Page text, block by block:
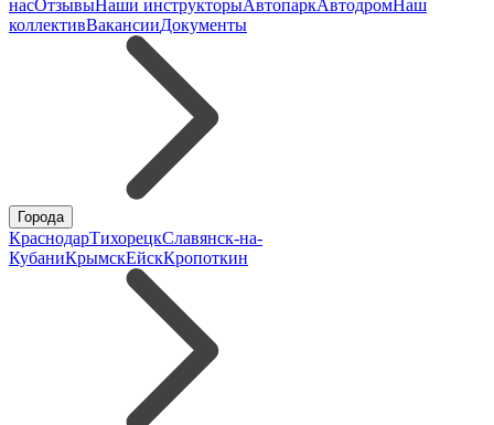
насОтзывыНаши инструкторыАвтопаркАвтодромНаш
коллективВакансииДокументы
Города
КраснодарТихорецкСлавянск-на-
КубаниКрымскЕйскКропоткин